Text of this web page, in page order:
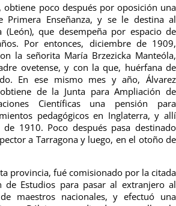
obtiene poco después por oposición una
Primera Enseñanza, y se le destina al
que desempeña por espacio de
Por entonces, diciembre de 1909,
la señorita María Brzezicka Manteóla,
ovetense, y con la que, huérfana de
En ese mismo mes y año, Álvarez
de la Junta para Ampliación de
Científicas una pensión para
pedagógicos en Inglaterra, y allí
1910. Poco después pasa destinado
a Tarragona y luego, en el otoño de
provincia, fué comisionado por la citada
de Estudios para pasar al extranjero al
maestros nacionales, y efectuó una